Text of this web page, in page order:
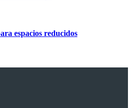
espacios reducidos